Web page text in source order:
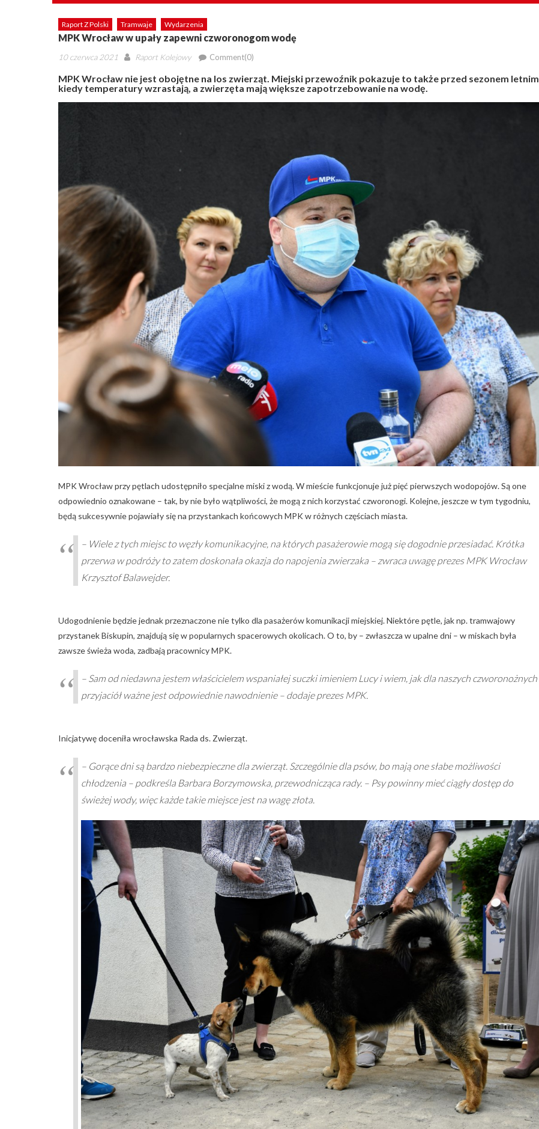
Raport Z Polski Tramwaje Wydarzenia
MPK Wrocław w upały zapewni czworonogom wodę
Posted
10 czerwca 2021 Author
Raport Kolejowy Comment(0)
MPK Wrocław nie jest obojętne na los zwierząt. Miejski przewoźnik pokazuje to także przed sezonem letnim,
kiedy temperatury wzrastają, a zwierzęta mają większe zapotrzebowanie na wodę.
MPK Wrocław przy pętlach udostępniło specjalne miski z wodą. W mieście funkcjonuje już pięć pierwszych wodopojów. Są one
odpowiednio oznakowane – tak, by nie było wątpliwości, że mogą z nich korzystać czworonogi. Kolejne, jeszcze w tym tygodniu,
będą sukcesywnie pojawiały się na przystankach końcowych MPK w różnych częściach miasta.
– Wiele z tych miejsc to węzły komunikacyjne, na których pasażerowie mogą się dogodnie przesiadać. Krótka
przerwa w podróży to zatem doskonała okazja do napojenia zwierzaka – zwraca uwagę prezes MPK Wrocław
Krzysztof Balawejder.
Udogodnienie będzie jednak przeznaczone nie tylko dla pasażerów komunikacji miejskiej. Niektóre pętle, jak np. tramwajowy
przystanek Biskupin, znajdują się w popularnych spacerowych okolicach. O to, by – zwłaszcza w upalne dni – w miskach była
zawsze świeża woda, zadbają pracownicy MPK.
– Sam od niedawna jestem właścicielem wspaniałej suczki imieniem Lucy i wiem, jak dla naszych czworonożnych
przyjaciół ważne jest odpowiednie nawodnienie – dodaje prezes MPK.
Inicjatywę doceniła wrocławska Rada ds. Zwierząt.
– Gorące dni są bardzo niebezpieczne dla zwierząt. Szczególnie dla psów, bo mają one słabe możliwości
chłodzenia – podkreśla Barbara Borzymowska, przewodnicząca rady. – Psy powinny mieć ciągły dostęp do
świeżej wody, więc każde takie miejsce jest na wagę złota.